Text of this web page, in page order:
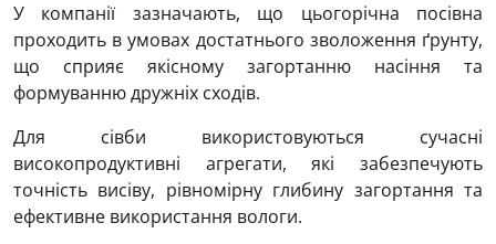
У компанії зазначають, що цьогорічна посівна
проходить в умовах достатнього зволоження ґрунту,
що сприяє якісному загортанню насіння та
формуванню дружніх сходів.
Для сівби використовуються сучасні
високопродуктивні агрегати, які забезпечують
точність висіву, рівномірну глибину загортання та
ефективне використання вологи.